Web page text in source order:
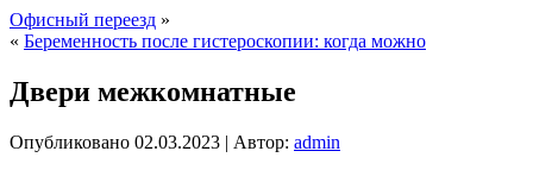
Офисный переезд »
« Беременность после гистероскопии: когда можно
Двери межкомнатные
Опубликовано 02.03.2023 | Автор: admin